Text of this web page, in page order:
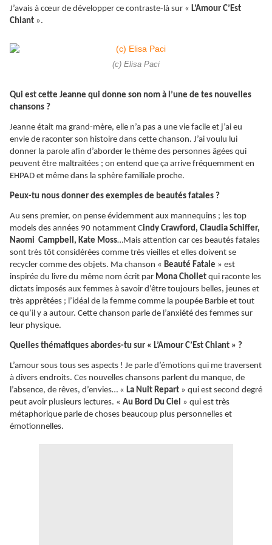
J’avais à cœur de développer ce contraste-là sur « L’Amour C’Est
Chiant ».
(c) Elisa Paci
Qui est cette Jeanne qui donne son nom à l’une de tes nouvelles
chansons ?
Jeanne était ma grand-mère, elle n’a pas a une vie facile et j’ai eu
envie de raconter son histoire dans cette chanson. J’ai voulu lui
donner la parole afin d’aborder le thème des personnes âgées qui
peuvent être maltraitées ; on entend que ça arrive fréquemment en
EHPAD et même dans la sphère familiale proche.
Peux-tu nous donner des exemples de beautés fatales ?
Au sens premier, on pense évidemment aux mannequins ; les top
models des années 90 notamment Cindy Crawford, Claudia Schiffer,
Naomi Campbell, Kate Moss…Mais attention car ces beautés fatales
sont très tôt considérées comme très vieilles et elles doivent se
recycler comme des objets. Ma chanson « Beauté Fatale » est
inspirée du livre du même nom écrit par Mona Chollet qui raconte les
dictats imposés aux femmes à savoir d’être toujours belles, jeunes et
très apprêtées ; l’idéal de la femme comme la poupée Barbie et tout
ce qu’il y a autour. Cette chanson parle de l’anxiété des femmes sur
leur physique.
Quelles thématiques abordes-tu sur « L’Amour C’Est Chiant » ?
L’amour sous tous ses aspects ! Je parle d’émotions qui me traversent
à divers endroits. Ces nouvelles chansons parlent du manque, de
l’absence, de rêves, d’envies… « La Nuit Repart » qui est second degré
peut avoir plusieurs lectures. « Au Bord Du Ciel » qui est très
métaphorique parle de choses beaucoup plus personnelles et
émotionnelles.